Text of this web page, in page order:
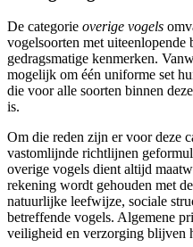
De categorie overige vogels
vogelsoorten met uiteenlopende
gedragsmatige kenmerken.
mogelijk om één uniforme set
die voor alle soorten binnen
is.
Om die reden zijn er voor deze
vastomlijnde richtlijnen
overige vogels dient altijd
rekening wordt gehouden met
natuurlijke leefwijze, sociale
betreffende vogels. Algemene
veiligheid en verzorging blijven